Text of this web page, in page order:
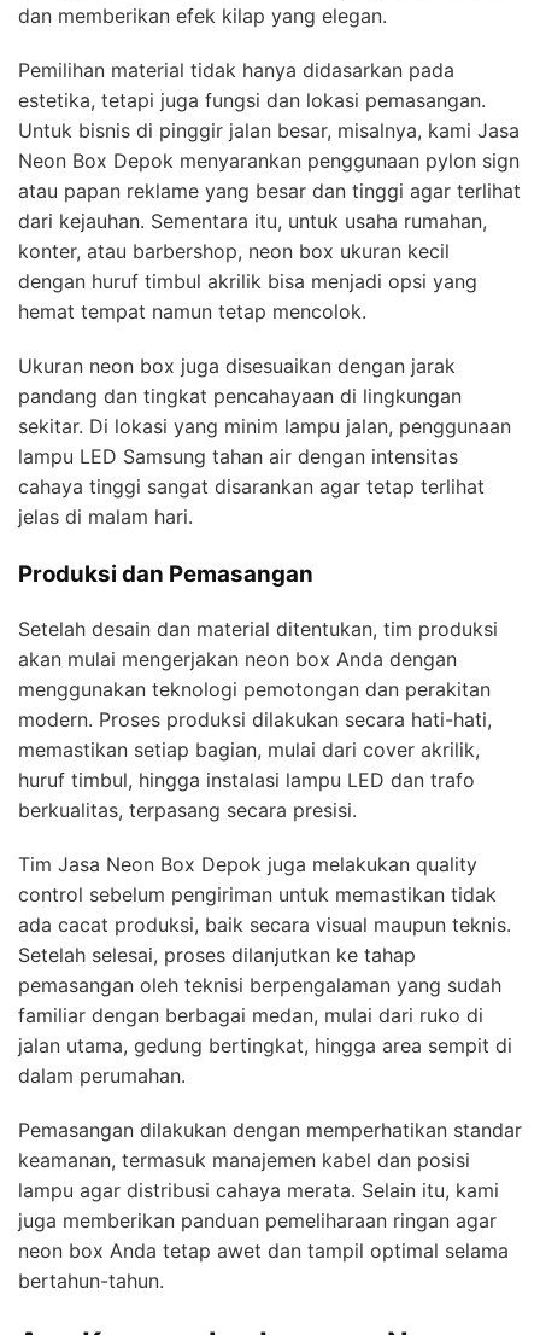
dan memberikan efek kilap yang elegan.
Pemilihan material tidak hanya didasarkan pada
estetika, tetapi juga fungsi dan lokasi pemasangan.
Untuk bisnis di pinggir jalan besar, misalnya, kami Jasa
Neon Box Depok menyarankan penggunaan pylon sign
atau papan reklame yang besar dan tinggi agar terlihat
dari kejauhan. Sementara itu, untuk usaha rumahan,
konter, atau barbershop, neon box ukuran kecil
dengan huruf timbul akrilik bisa menjadi opsi yang
hemat tempat namun tetap mencolok.
Ukuran neon box juga disesuaikan dengan jarak
pandang dan tingkat pencahayaan di lingkungan
sekitar. Di lokasi yang minim lampu jalan, penggunaan
lampu LED Samsung tahan air dengan intensitas
cahaya tinggi sangat disarankan agar tetap terlihat
jelas di malam hari.
Produksi dan Pemasangan
Setelah desain dan material ditentukan, tim produksi
akan mulai mengerjakan neon box Anda dengan
menggunakan teknologi pemotongan dan perakitan
modern. Proses produksi dilakukan secara hati-hati,
memastikan setiap bagian, mulai dari cover akrilik,
huruf timbul, hingga instalasi lampu LED dan trafo
berkualitas, terpasang secara presisi.
Tim Jasa Neon Box Depok juga melakukan quality
control sebelum pengiriman untuk memastikan tidak
ada cacat produksi, baik secara visual maupun teknis.
Setelah selesai, proses dilanjutkan ke tahap
pemasangan oleh teknisi berpengalaman yang sudah
familiar dengan berbagai medan, mulai dari ruko di
jalan utama, gedung bertingkat, hingga area sempit di
dalam perumahan.
Pemasangan dilakukan dengan memperhatikan standar
keamanan, termasuk manajemen kabel dan posisi
lampu agar distribusi cahaya merata. Selain itu, kami
juga memberikan panduan pemeliharaan ringan agar
neon box Anda tetap awet dan tampil optimal selama
bertahun-tahun.